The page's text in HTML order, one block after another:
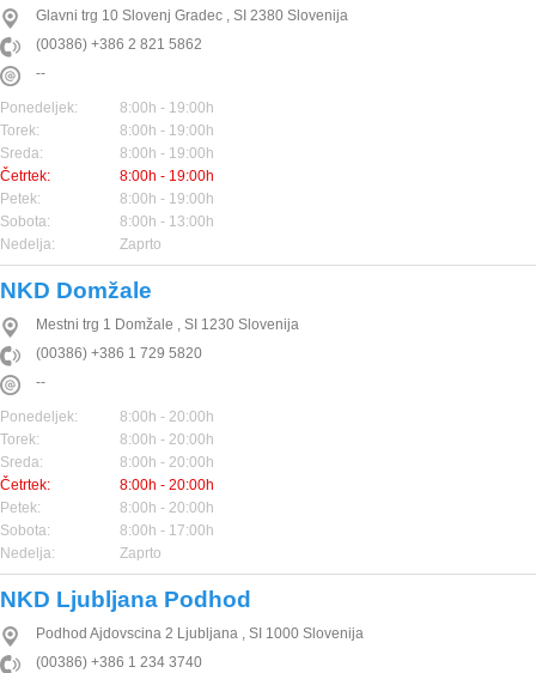
Glavni trg 10 Slovenj Gradec , SI 2380 Slovenija
(00386) +386 2 821 5862
--
Ponedeljek:
8:00h - 19:00h
Torek:
8:00h - 19:00h
Sreda:
8:00h - 19:00h
Četrtek:
8:00h - 19:00h
Petek:
8:00h - 19:00h
Sobota:
8:00h - 13:00h
Nedelja:
Zaprto
NKD Domžale
Mestni trg 1 Domžale , SI 1230 Slovenija
(00386) +386 1 729 5820
--
Ponedeljek:
8:00h - 20:00h
Torek:
8:00h - 20:00h
Sreda:
8:00h - 20:00h
Četrtek:
8:00h - 20:00h
Petek:
8:00h - 20:00h
Sobota:
8:00h - 17:00h
Nedelja:
Zaprto
NKD Ljubljana Podhod
Podhod Ajdovscina 2 Ljubljana , SI 1000 Slovenija
(00386) +386 1 234 3740